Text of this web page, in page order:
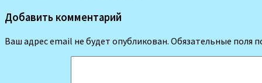
Добавить комментарий
Ваш адрес email не будет опубликован. Обязательные поля